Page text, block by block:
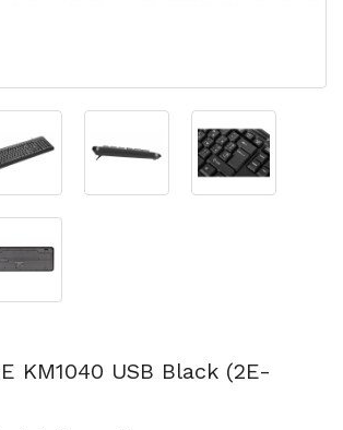
KM1040 USB Black (2E-